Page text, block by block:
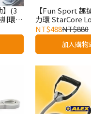
】(3
環.
你環
帶/
【Fun Sport 趣
力環 StarCore
核肌力訓練繩 -重
帶/環狀彈力圈/
NT$488NT$880
加入購物